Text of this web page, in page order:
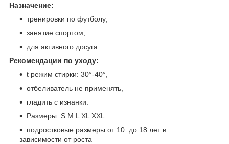
Назначение:
тренировки по футболу;
занятие спортом;
для активного досуга.
Рекомендации по уходу:
t режим стирки: 30°-40°,
отбеливатель не применять,
гладить с изнанки.
Размеры: S M L XL XXL
подростковые размеры от 10 до 18 лет в
зависимости от роста